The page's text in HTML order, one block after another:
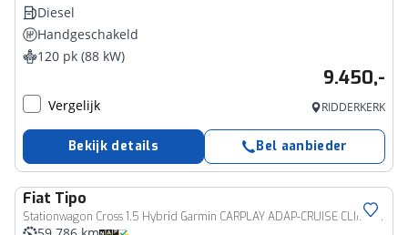
Diesel
Handgeschakeld
120 pk (88 kW)
9.450,-
Vergelijk RIDDERKERK
Bekijk details Bel aanbieder
Fiat Tipo
Stationwagon Cross 1.5 Hybrid Garmin CARPLAY ADAP-CRUISE CLIMA STOELV CAMERA